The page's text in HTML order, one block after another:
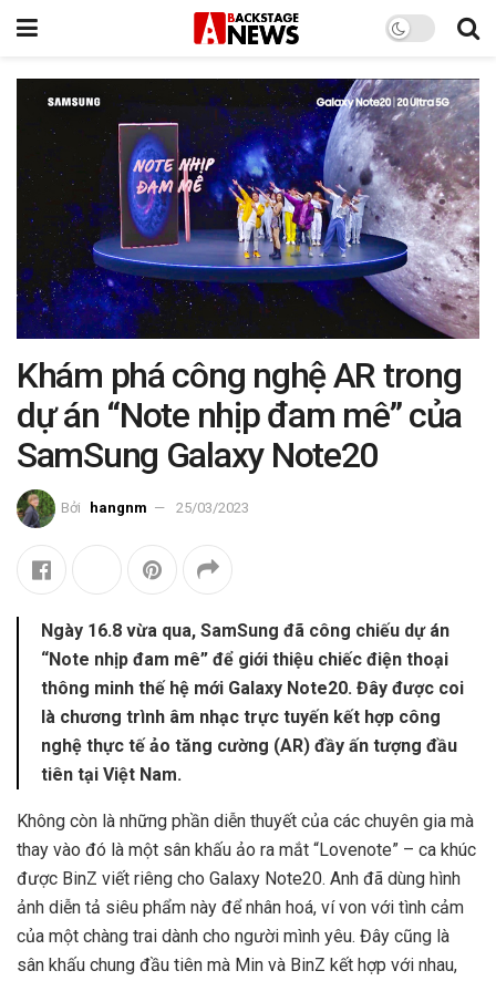
Khám phá công nghệ AR trong
dự án “Note nhịp đam mê” của
SamSung Galaxy Note20
Bởi hangnm 25/03/2023
Ngày 16.8 vừa qua, SamSung đã công chiếu dự án
“Note nhịp đam mê” để giới thiệu chiếc điện thoại
thông minh thế hệ mới Galaxy Note20. Đây được coi
là chương trình âm nhạc trực tuyến kết hợp công
nghệ thực tế ảo tăng cường (AR) đầy ấn tượng đầu
tiên tại Việt Nam.
Không còn là những phần diễn thuyết của các chuyên gia mà
thay vào đó là một sân khấu ảo ra mắt “Lovenote” – ca khúc
được BinZ viết riêng cho Galaxy Note20. Anh đã dùng hình
ảnh diễn tả siêu phẩm này để nhân hoá, ví von với tình cảm
của một chàng trai dành cho người mình yêu. Đây cũng là
sân khấu chung đầu tiên mà Min và BinZ kết hợp với nhau,